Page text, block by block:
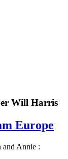
Will Harris
Europe
and Annie :